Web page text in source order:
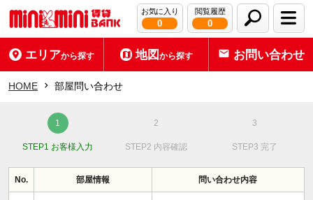
お気に入り
0
閲覧履歴
0
エリアから探す 地図から探す お問い合わせ
HOME 部屋問い合わせ
STEP1 お客様入力 STEP2 内容確認 STEP3 完了
No. 部屋情報 問い合わせ内容